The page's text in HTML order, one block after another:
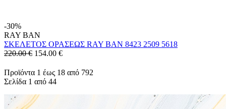
-30%
RAY BAN
ΣΚΕΛΕΤΟΣ ΟΡΑΣΕΩΣ RAY BAN 8423 2509 5618
220.00 € 154.00 €
Προϊόντα 1 έως 18 από 792
Σελίδα 1 από 44